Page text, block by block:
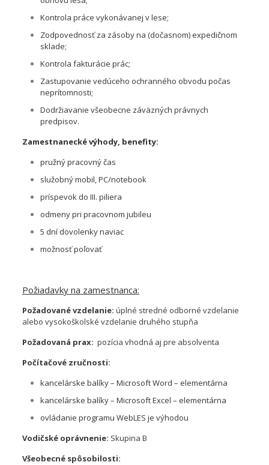
Kontrola práce vykonávanej v lese;
Zodpovednosť za zásoby na (dočasnom) expedičnom
sklade;
Kontrola fakturácie prác;
Zastupovanie vedúceho ochranného obvodu počas
neprítomnosti;
Dodržiavanie všeobecne záväzných právnych
predpisov.
Zamestnanecké výhody, benefity:
pružný pracovný čas
služobný mobil, PC/notebook
príspevok do III. piliera
odmeny pri pracovnom jubileu
5 dní dovolenky naviac
možnosť poľovať
Požiadavky na zamestnanca:
Požadované vzdelanie: úplné stredné odborné vzdelanie
alebo vysokoškolské vzdelanie druhého stupňa
Požadovaná prax: pozícia vhodná aj pre absolventa
Počítačové zručnosti:
kancelárske balíky – Microsoft Word – elementárna
kancelárske balíky – Microsoft Excel – elementárna
ovládanie programu WebLES je výhodou
Vodičské oprávnenie: Skupina B
Všeobecné spôsobilosti: